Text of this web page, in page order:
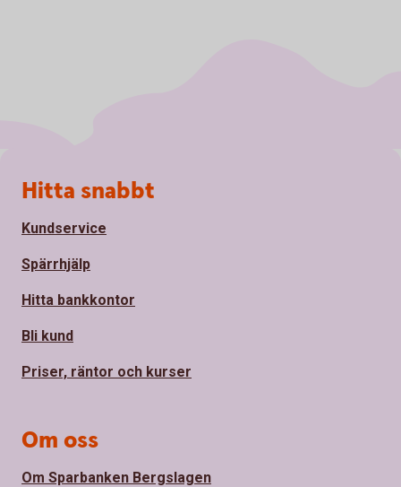
Sidfot
Hitta snabbt
Kundservice
Spärrhjälp
Hitta bankkontor
Bli kund
Priser, räntor och kurser
Om oss
Om Sparbanken Bergslagen